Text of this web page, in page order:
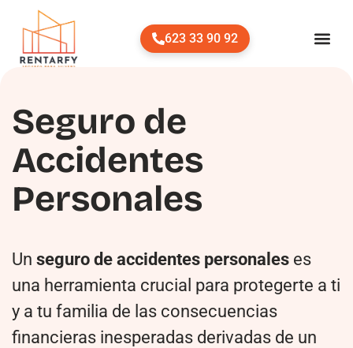
623 33 90 92
Seguro de
Accidentes
Personales
Un seguro de accidentes personales es
una herramienta crucial para protegerte a ti
y a tu familia de las consecuencias
financieras inesperadas derivadas de un